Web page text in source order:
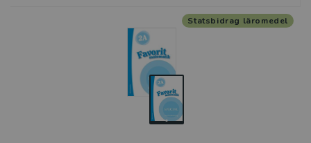
Statsbidrag läromedel